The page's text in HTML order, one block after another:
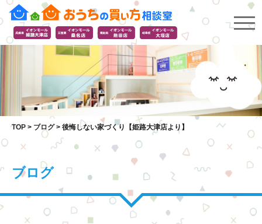
TOP > ブログ> 後悔しない家づくり【姫路大津店より】
ブログ